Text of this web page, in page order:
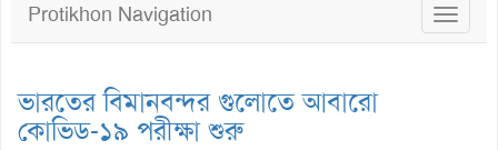
Toggle
Protikhon Navigation
ভারতের বিমানবন্দর গুলোতে আবারো
কোভিড-১৯ পরীক্ষা শুরু